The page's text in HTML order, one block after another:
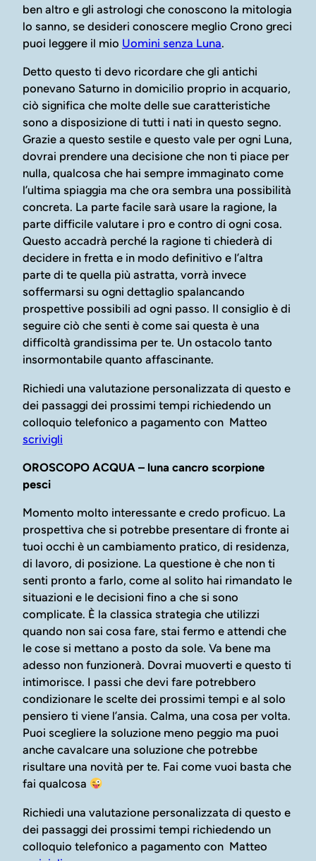
ben altro e gli astrologi che conoscono la mitologia
lo sanno, se desideri conoscere meglio Crono greci
puoi leggere il mio Uomini senza Luna.
Detto questo ti devo ricordare che gli antichi
ponevano Saturno in domicilio proprio in acquario,
ciò significa che molte delle sue caratteristiche
sono a disposizione di tutti i nati in questo segno.
Grazie a questo sestile e questo vale per ogni Luna,
dovrai prendere una decisione che non ti piace per
nulla, qualcosa che hai sempre immaginato come
l’ultima spiaggia ma che ora sembra una possibilità
concreta. La parte facile sarà usare la ragione, la
parte difficile valutare i pro e contro di ogni cosa.
Questo accadrà perché la ragione ti chiederà di
decidere in fretta e in modo definitivo e l’altra
parte di te quella più astratta, vorrà invece
soffermarsi su ogni dettaglio spalancando
prospettive possibili ad ogni passo. Il consiglio è di
seguire ciò che senti è come sai questa è una
difficoltà grandissima per te. Un ostacolo tanto
insormontabile quanto affascinante.
Richiedi una valutazione personalizzata di questo e
dei passaggi dei prossimi tempi richiedendo un
colloquio telefonico a pagamento con Matteo
scrivigli
OROSCOPO ACQUA – luna cancro scorpione
pesci
Momento molto interessante e credo proficuo. La
prospettiva che si potrebbe presentare di fronte ai
tuoi occhi è un cambiamento pratico, di residenza,
di lavoro, di posizione. La questione è che non ti
senti pronto a farlo, come al solito hai rimandato le
situazioni e le decisioni fino a che si sono
complicate. È la classica strategia che utilizzi
quando non sai cosa fare, stai fermo e attendi che
le cose si mettano a posto da sole. Va bene ma
adesso non funzionerà. Dovrai muoverti e questo ti
intimorisce. I passi che devi fare potrebbero
condizionare le scelte dei prossimi tempi e al solo
pensiero ti viene l’ansia. Calma, una cosa per volta.
Puoi scegliere la soluzione meno peggio ma puoi
anche cavalcare una soluzione che potrebbe
risultare una novità per te. Fai come vuoi basta che
fai qualcosa
Richiedi una valutazione personalizzata di questo e
dei passaggi dei prossimi tempi richiedendo un
colloquio telefonico a pagamento con Matteo